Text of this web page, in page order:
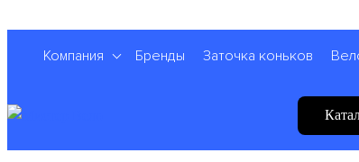
Компания Бренды Заточка коньков